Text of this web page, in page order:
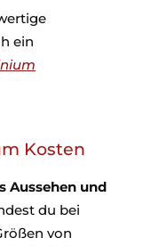
ein
Kosten
Aussehen und
du bei
von